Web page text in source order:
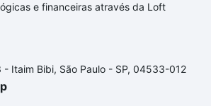
e financeiras através da Loft
- Itaim Bibi, São Paulo - SP, 04533-012